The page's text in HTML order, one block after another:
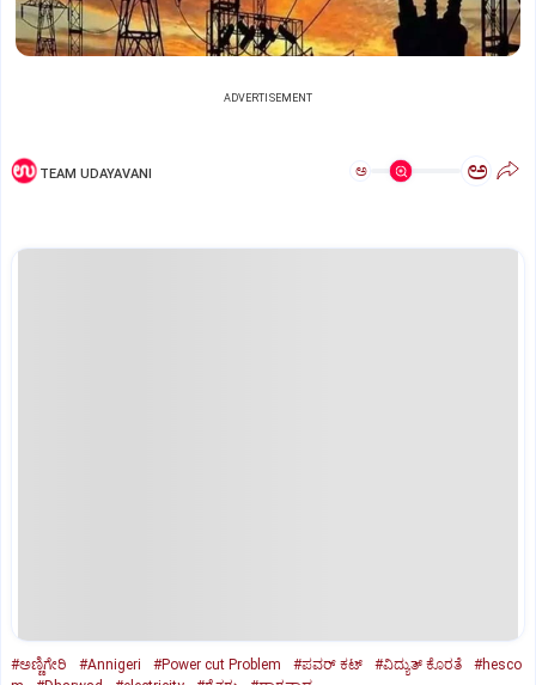
ADVERTISEMENT
TEAM UDAYAVANI ಅ ಅ
#ಅಣ್ಣಿಗೇರಿ #Annigeri #Power cut Problem #ಪವರ್‌ ಕಟ್‌ #ವಿದ್ಯುತ್‌ ಕೊರತೆ
#hesco